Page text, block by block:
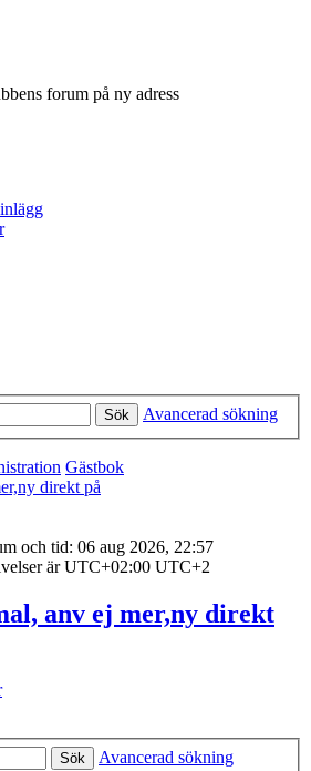
forum på ny adress
Sök Avancerad sökning
Gästbok
direkt på
och tid: 06 aug 2026, 22:57
är UTC+02:00 UTC+2
anv ej mer,ny direkt
Sök
Avancerad sökning